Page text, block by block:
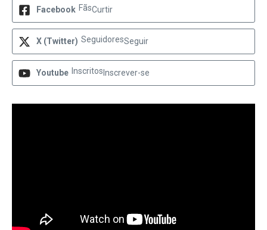
Facebook FãsCurtir
X (Twitter) SeguidoresSeguir
Youtube Inscritos Inscrever-se